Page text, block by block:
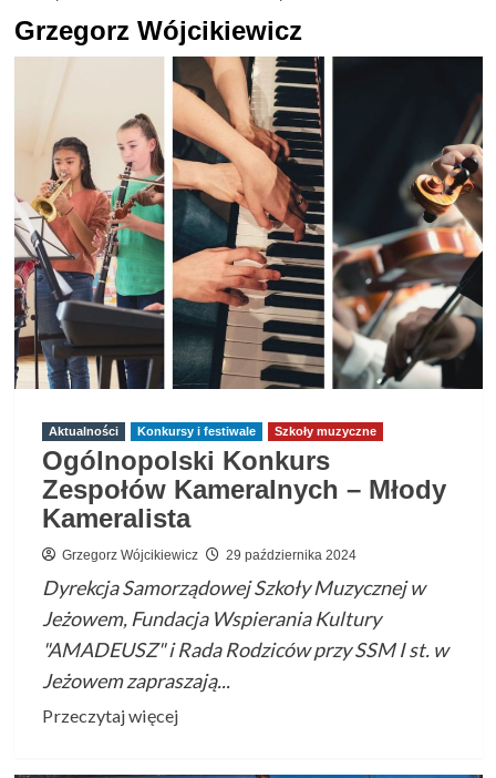
Grzegorz Wójcikiewicz
Aktualności Konkursy i festiwale Szkoły muzyczne
Ogólnopolski Konkurs
Zespołów Kameralnych – Młody
Kameralista
Grzegorz Wójcikiewicz 29 października 2024
Dyrekcja Samorządowej Szkoły Muzycznej w
Jeżowem, Fundacja Wspierania Kultury
"AMADEUSZ" i Rada Rodziców przy SSM I st. w
Jeżowem zapraszają...
Przeczytaj więcejPrzeczytaj
o